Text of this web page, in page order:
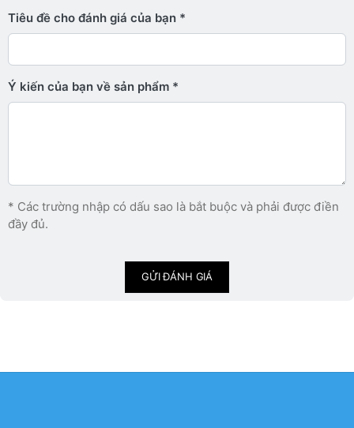
Tiêu đề cho đánh giá của bạn
Ý kiến ​​của bạn về sản phẩm
* Các trường nhập có dấu sao là bắt buộc và phải được điền
đầy đủ.
GỬI ĐÁNH GIÁ